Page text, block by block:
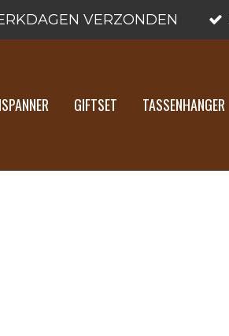
VERZONDEN
GIFTSET TASSENHANGER